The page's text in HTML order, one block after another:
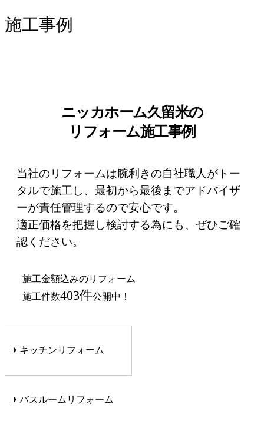
施工事例
ニッカホーム久留米の
リフォーム施工事例
当社のリフォームは腕利きの自社職人がトー
タルで施工し、最初から最後までアドバイザ
ーが責任管理するので安心です。
適正価格を把握し検討する為にも、ぜひご確
認ください。
施工金額込みのリフォーム
施工件数403件公開中！
キッチンリフォーム
バスルームリフォーム